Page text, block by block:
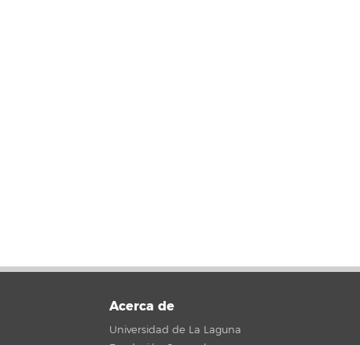
Acerca de
Universidad de La Laguna